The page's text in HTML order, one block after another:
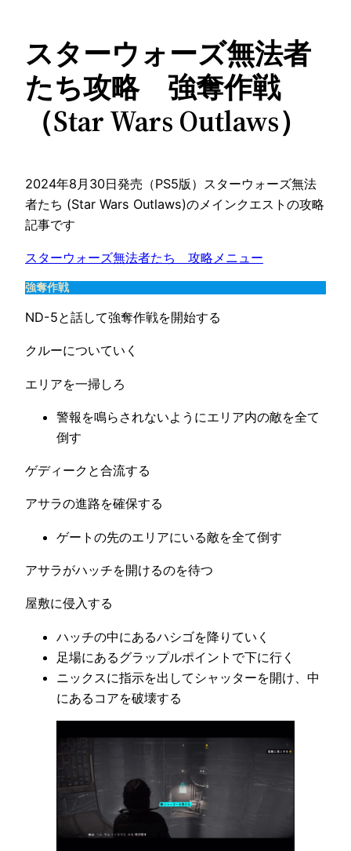
スターウォーズ無法者
たち攻略 強奪作戦
（Star Wars Outlaws）
2024年8月30日発売（PS5版）スターウォーズ無法
者たち (Star Wars Outlaws)のメインクエストの攻略
記事です
スターウォーズ無法者たち　攻略メニュー
強奪作戦
ND-5と話して強奪作戦を開始する
クルーについていく
エリアを一掃しろ
警報を鳴らされないようにエリア内の敵を全て
倒す
ゲディークと合流する
アサラの進路を確保する
ゲートの先のエリアにいる敵を全て倒す
アサラがハッチを開けるのを待つ
屋敷に侵入する
ハッチの中にあるハシゴを降りていく
足場にあるグラップルポイントで下に行く
ニックスに指示を出してシャッターを開け、中
にあるコアを破壊する